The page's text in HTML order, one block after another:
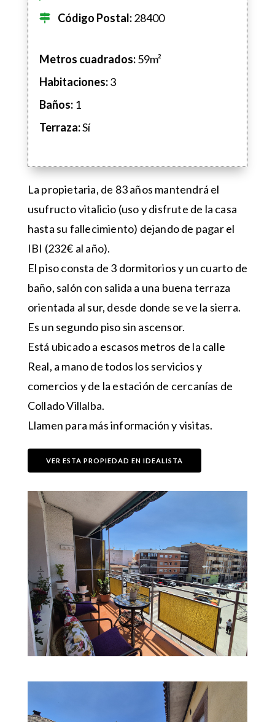
Código Postal:28400
Metros cuadrados:59m²
Habitaciones:3
Baños: 1
Terraza:Sí
La propietaria, de 83 años mantendrá el
usufructo vitalicio (uso y disfrute de la casa
hasta su fallecimiento) dejando de pagar el
IBI (232€ al año).
El piso consta de 3 dormitorios y un cuarto de
baño, salón con salida a una buena terraza
orientada al sur, desde donde se ve la sierra.
Es un segundo piso sin ascensor.
Está ubicado a escasos metros de la calle
Real, a mano de todos los servicios y
comercios y de la estación de cercanías de
Collado Villalba.
Llamen para más información y visitas.
VER ESTA PROPIEDAD EN IDEALISTA